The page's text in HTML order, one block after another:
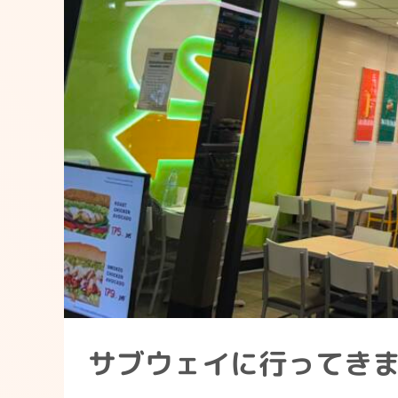
サブウェイに行ってき